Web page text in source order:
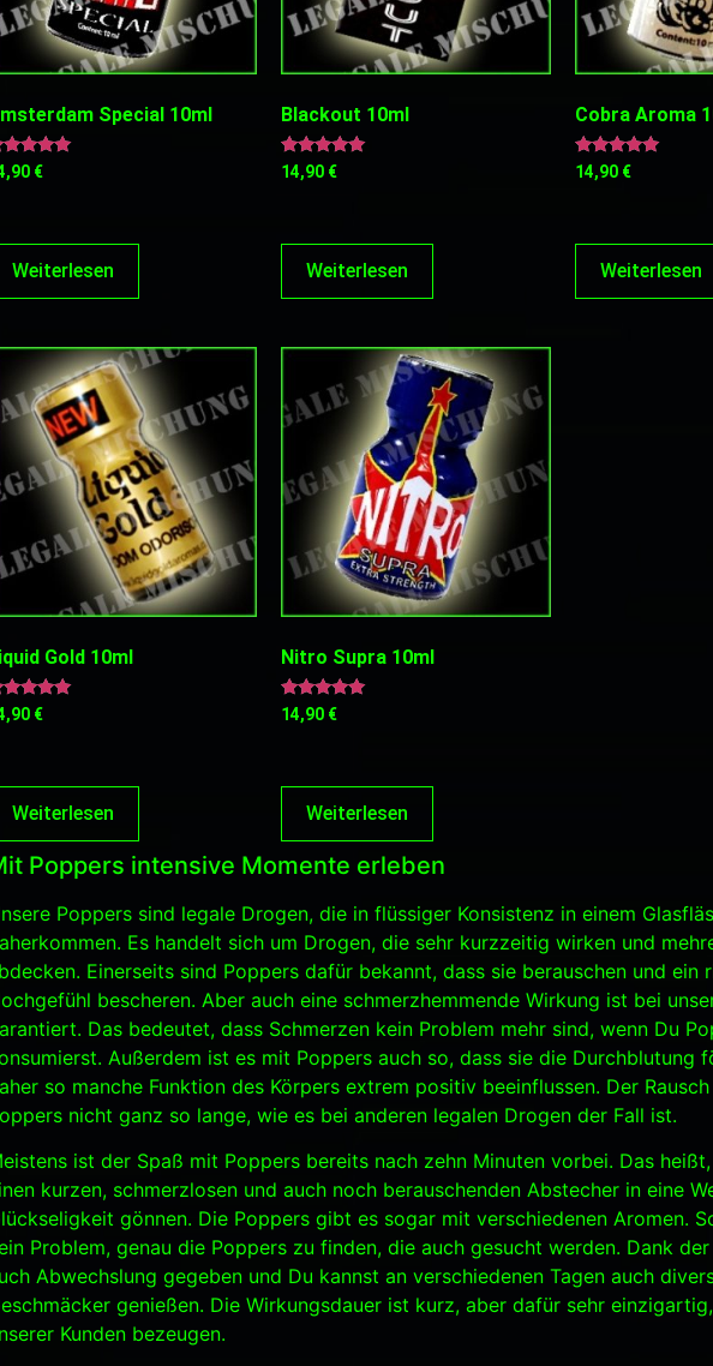
Special 10ml
€
Weiterlesen
Blackout 10ml
Bewertet
mit
14,90 €
Weiterlesen
Cobra Aroma
Bewertet
mit
14,90 €
Weiterlesen
Gold 10ml
€
Weiterlesen
Nitro Supra 10ml
Bewertet
mit
14,90 €
Weiterlesen
Poppers intensive Momente erleben
Poppers sind legale Drogen, die in flüssiger Konsistenz in einem
Es handelt sich um Drogen, die sehr kurzzeitig wirken und
Einerseits sind Poppers dafür bekannt, dass sie berauschen und ein
bescheren. Aber auch eine schmerzhemmende Wirkung ist bei
Das bedeutet, dass Schmerzen kein Problem mehr sind, wenn Du
Außerdem ist es mit Poppers auch so, dass sie die Durchblutung
so manche Funktion des Körpers extrem positiv beeinflussen. Der
nicht ganz so lange, wie es bei anderen legalen Drogen der Fall ist.
ist der Spaß mit Poppers bereits nach zehn Minuten vorbei. Das
kurzen, schmerzlosen und auch noch berauschenden Abstecher in eine
gönnen. Die Poppers gibt es sogar mit verschiedenen Aromen.
Problem, genau die Poppers zu finden, die auch gesucht werden. Dank
Abwechslung gegeben und Du kannst an verschiedenen Tagen auch
genießen. Die Wirkungsdauer ist kurz, aber dafür sehr
Kunden bezeugen.